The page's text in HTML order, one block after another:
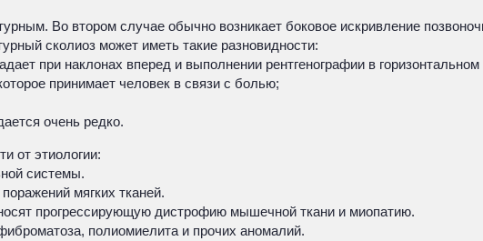
Во втором случае обычно возникает боковое искривление
сколиоз может иметь такие разновидности:
при наклонах вперед и выполнении рентгенографии в
принимает человек в связи с болью;
очень редко.
от этиологии:
системы.
мягких тканей.
прогрессирующую дистрофию мышечной ткани и миопатию.
полиомиелита и прочих аномалий.